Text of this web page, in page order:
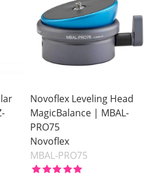
Novoflex Leveling Head
MagicBalance | MBAL-
PRO75
Novoflex
MBAL-PRO75